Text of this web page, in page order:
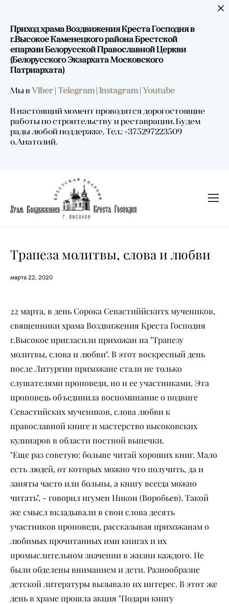
Приход храма Воздвижения Креста Господня в
г.Высокое Каменецкого района Брестской
епархии Белорусской Православной Церкви
(Белорусского Экзархата Московского
Патриархата)
Мы в Viber | Telegram| Instagram| Youtube
В настоящий момент проводятся дорогостоящие
работы по строительству и реставрации. Будем
рады любой поддержке. Тел.: +375297223509
о.Анатолий.
Трапеза молитвы, слова и любви
марта 22, 2020
22 марта, в день Сорока Севастиййскитх мучеников,
священники храма Воздвижения Креста Господня
г.Высокое пригласили прихожан на "Трапезу
молитвы, слова и любви". В этот воскресный день
после Литургии прихожане стали не только
слушателями проповеди, но и ее участниками. Эта
проповедь объединила воспоминание о подвиге
Севастийских мучеников, слова любви к
православной книге и мастерство высоковских
кулинаров в области постной выпечки.
"Еще раз советую: больше читай хороших книг. Мало
есть людей, от которых можно что получить, да и
заняты часто или больны, а книгу всегда можно
читать", - говорил игумен Никон (Воробьев). Такой
же смысл вкладывали в свои слова десять
участников проповеди, рассказывая прихожанам о
любимых прочитанных ими книгах и их
промыслительном значении в жизни каждого. Не
были обделены вниманием и дети. Разнообразие
детской литературы вызывало их интерес. В этот же
день в храме прошла акция "Подари книгу